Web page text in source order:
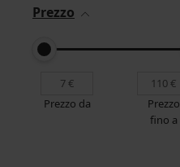
Prezzo
Prezzo da
Prezzo
fino a